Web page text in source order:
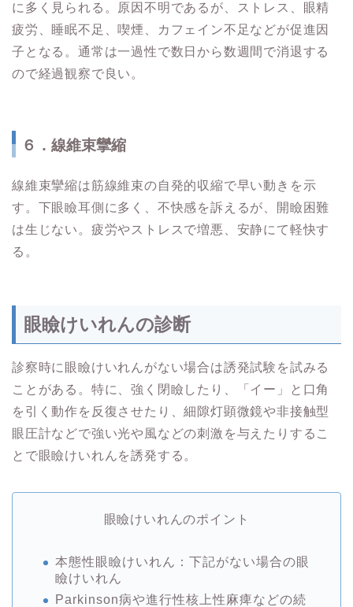
に多く見られる。原因不明であるが、ストレス、眼精
疲労、睡眠不足、喫煙、カフェイン不足などが促進因
子となる。通常は一過性で数日から数週間で消退する
ので経過観察で良い。
６．線維束攣縮
線維束攣縮は筋線維束の自発的収縮で早い動きを示
す。下眼瞼耳側に多く、不快感を訴えるが、開瞼困難
は生じない。疲労やストレスで増悪、安静にて軽快す
る。
眼瞼けいれんの診断
診察時に眼瞼けいれんがない場合は誘発試験を試みる
ことがある。特に、強く閉瞼したり、「イー」と口角
を引く動作を反復させたり、細隙灯顕微鏡や非接触型
眼圧計などで強い光や風などの刺激を与えたりするこ
とで眼瞼けいれんを誘発する。
眼瞼けいれんのポイント
本態性眼瞼けいれん：下記がない場合の眼
瞼けいれん
Parkinson病や進行性核上性麻痺などの続